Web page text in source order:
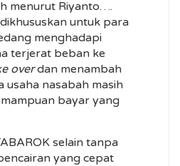
menurut Riyanto….
untuk para
menghadapi
terjerat beban ke
overdan menambah
usaha nasabah masih
bayar yang
selain tanpa
yang cepat